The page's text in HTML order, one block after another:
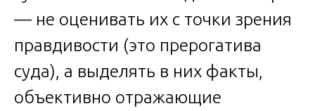
— не оценивать их с точки зрения
правдивости (это прерогатива
суда), а выделять в них факты,
объективно отражающие